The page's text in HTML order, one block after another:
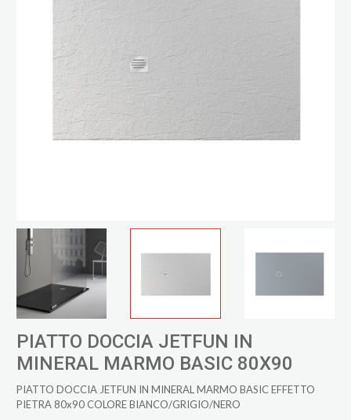
PIATTO DOCCIA JETFUN IN
MINERAL MARMO BASIC 80X90
PIATTO DOCCIA JETFUN IN MINERAL MARMO BASIC EFFETTO
PIETRA 80x90 COLORE BIANCO/GRIGIO/NERO